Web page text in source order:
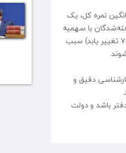
پذیرفته شدگان با سهمیه ایثارگران 4٧٢ نفر خواهد بود و با اعمال 70 درصد میانگین نمره کل، یک
درصد برتر تعداد پذیرفته‌شدگان با سهمیه
ایثارگران ١٧٣ نفر خواهد بود و افزایش 5 درصد به حد نصاب مقرر در قانون تسهیل صدور مجوزهای کسب و کار (حدنصاب 70 درصد به ٧5 تغییر یابد) سبب
مبتنی بر کارشناسی دقیق و
برای رسیدن ایران به سرانه استاندارد جهانی باید تعداد سردفتر به ازای هر 100 هزار نفر جمعیت 6٩ سردفتر باشد و دولت